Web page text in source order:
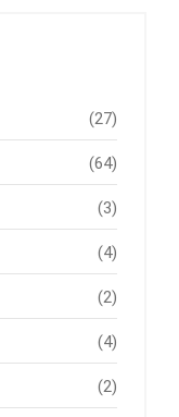
(27)
(64)
(3)
(4)
(2)
(4)
(2)